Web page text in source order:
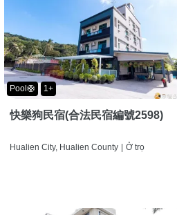
Pool🛟 1+
快樂狗民宿(合法民宿編號2598)
Hualien City, Hualien County | Ở trọ